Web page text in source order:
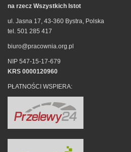
na rzecz Wszystkich Istot
ul. Jasna 17, 43-360 Bystra, Polska
tel. 501 285 417
biuro@pracownia.org.pl
NIP 547-15-17-679
KRS 0000120960
PŁATNOŚCI WSPIERA: